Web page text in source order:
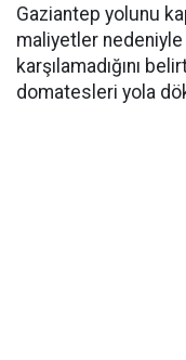
Gaziantep yolunu
maliyetler
karşılamadığını
domatesleri yola